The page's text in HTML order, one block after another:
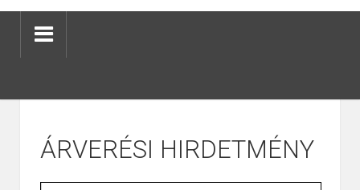
ÁRVERÉSI HIRDETMÉNY